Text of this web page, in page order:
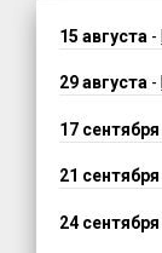
15 августа -
29 августа -
17 сентября
21 сентября
24 сентября